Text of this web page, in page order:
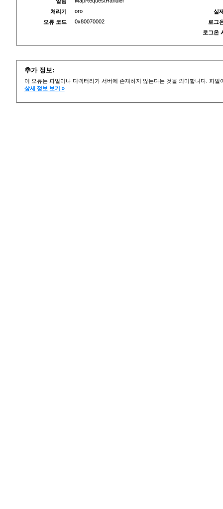
처리기
oro
오류 코드
0x80070002
실
로그
로그온
추가 정보:
이 오류는 파일이나 디렉터리가 서버에 존재하지 않는다는 것을 의미합니다. 파
상세 정보 보기 »